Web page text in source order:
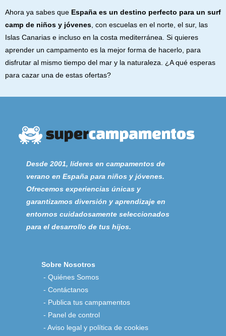
Ahora ya sabes que España es un destino perfecto para un surf
camp de niños y jóvenes, con escuelas en el norte, el sur, las
Islas Canarias e incluso en la costa mediterránea. Si quieres
aprender un campamento es la mejor forma de hacerlo, para
disfrutar al mismo tiempo del mar y la naturaleza. ¿A qué esperas
para cazar una de estas ofertas?
Desde 2001, líderes en campamentos de
verano en España para niños y jóvenes.
Ofrecemos experiencias únicas y
garantizamos diversión y aprendizaje en
entornos cuidadosamente seleccionados
para el desarrollo de tus hijos.
Sobre Nosotros
-Quiénes Somos
-Contáctanos
- Publica tus campamentos
- Panel de control
-Aviso legal y política de cookies